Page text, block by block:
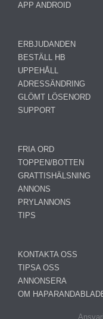
APP ANDROID
ERBJUDANDEN
BESTÄLL HB
UPPEHÅLL
ADRESSÄNDRING
GLÖMT LÖSENORD
SUPPORT
FRIA ORD
TOPPEN/BOTTEN
GRATTISHÄLSNING
ANNONS
PRYLANNONS
TIPS
KONTAKTA OSS
TIPSA OSS
ANNONSERA
OM